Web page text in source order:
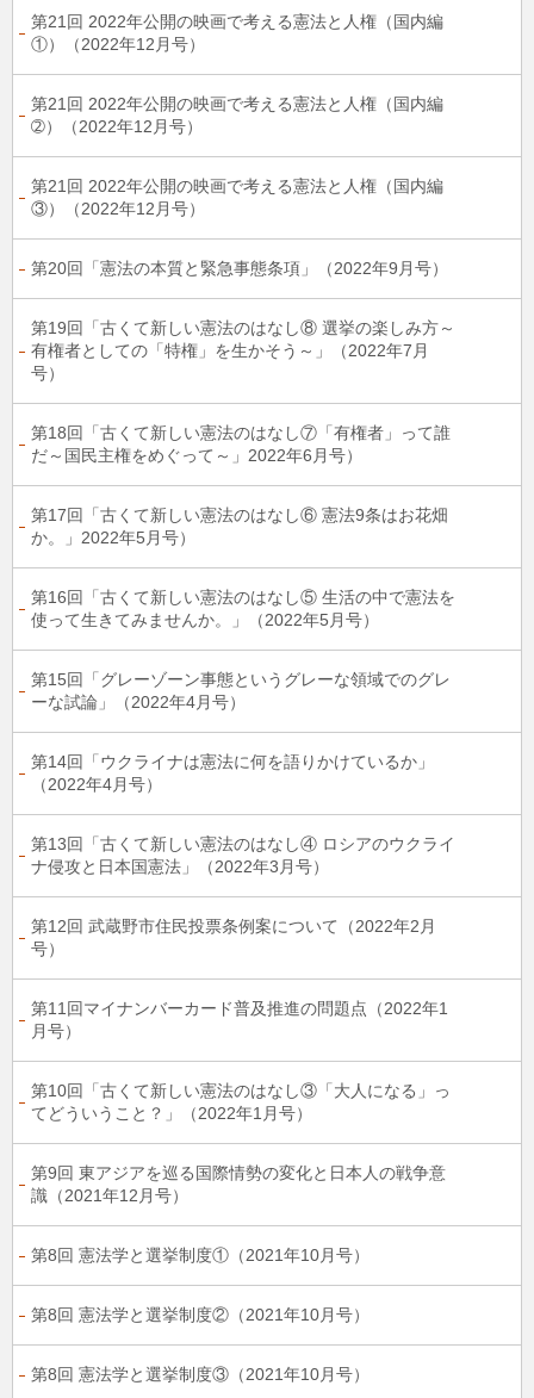
第21回 2022年公開の映画で考える憲法と人権（国内編
①）（2022年12月号）
第21回 2022年公開の映画で考える憲法と人権（国内編
➁）（2022年12月号）
第21回 2022年公開の映画で考える憲法と人権（国内編
③）（2022年12月号）
第20回「憲法の本質と緊急事態条項」（2022年9月号）
第19回「古くて新しい憲法のはなし⑧ 選挙の楽しみ方～
有権者としての「特権」を生かそう～」（2022年7月
号）
第18回「古くて新しい憲法のはなし⑦「有権者」って誰
だ～国民主権をめぐって～」2022年6月号）
第17回「古くて新しい憲法のはなし⑥ 憲法9条はお花畑
か。」2022年5月号）
第16回「古くて新しい憲法のはなし⑤ 生活の中で憲法を
使って生きてみませんか。」（2022年5月号）
第15回「グレーゾーン事態というグレーな領域でのグレ
ーな試論」（2022年4月号）
第14回「ウクライナは憲法に何を語りかけているか」
（2022年4月号）
第13回「古くて新しい憲法のはなし④ ロシアのウクライ
ナ侵攻と日本国憲法」（2022年3月号）
第12回 武蔵野市住民投票条例案について（2022年2月
号）
第11回マイナンバーカード普及推進の問題点（2022年1
月号）
第10回「古くて新しい憲法のはなし③「大人になる」っ
てどういうこと？」（2022年1月号）
第9回 東アジアを巡る国際情勢の変化と日本人の戦争意
識（2021年12月号）
第8回 憲法学と選挙制度①（2021年10月号）
第8回 憲法学と選挙制度②（2021年10月号）
第8回 憲法学と選挙制度③（2021年10月号）